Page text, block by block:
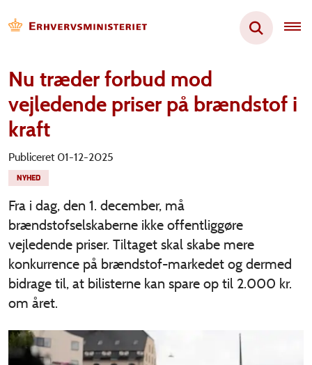
Nu træder forbud mod
vejledende priser på brændstof i
kraft
Publiceret 01-12-2025
NYHED
Fra i dag, den 1. december, må
brændstofselskaberne ikke offentliggøre
vejledende priser. Tiltaget skal skabe mere
konkurrence på brændstof-markedet og dermed
bidrage til, at bilisterne kan spare op til 2.000 kr.
om året.